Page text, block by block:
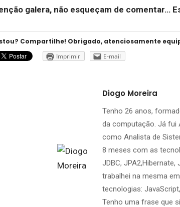
galera, não esqueçam de comentar…
Compartilhe! Obrigado, atenciosamente
Imprimir
E-mail
Diogo Moreira
Tenho 26 anos,
da computação. Já fui
como Analista de
8 meses com as
JDBC,
trabalhei na mesma
tecnologias:
Tenho uma frase que